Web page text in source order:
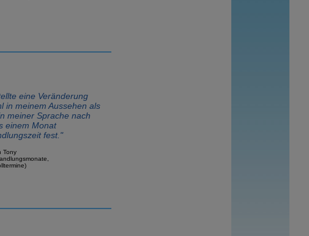
eine Veränderung
in meinem Aussehen als
meiner Sprache nach
einem Monat
fest."
Tony